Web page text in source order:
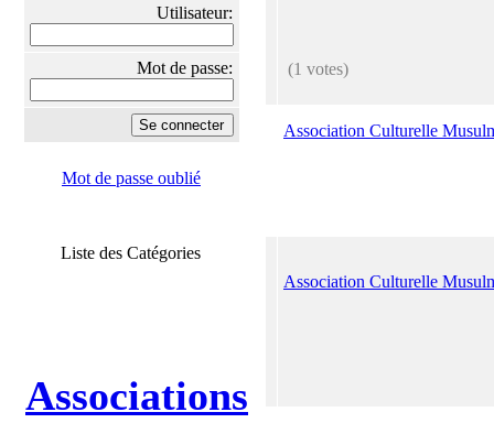
Utilisateur:
Mot de passe:
Mot de passe oublié
Liste des Catégories
Associations
(1 votes)
Association Culturelle
Association Culturelle